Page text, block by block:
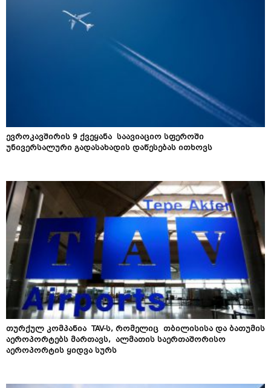
ევროკავშირის 9 ქვეყანა საავიაციო სფეროში
უნივერსალური გადასახადის დაწესებას ითხოვს
​თურქულ კომპანია TAV-ს, რომელიც თბილისისა და ბათუმის
აეროპორტებს მართავს, ალმათის საერთაშორისო
აეროპორტის ყიდვა სურს